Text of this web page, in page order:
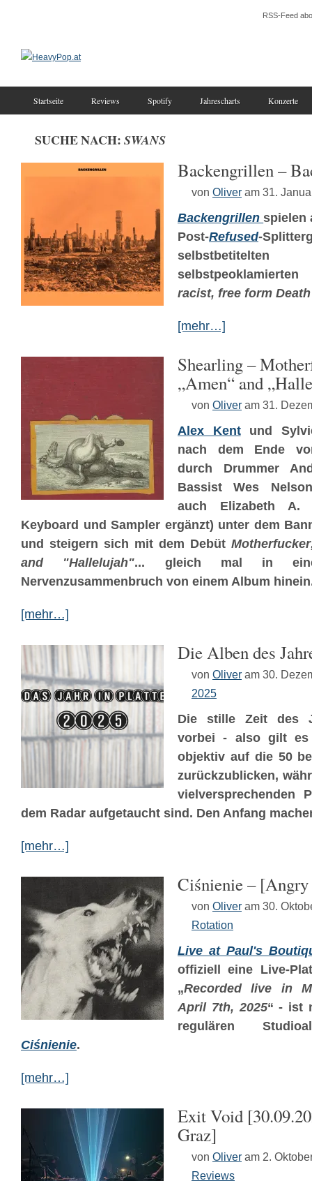
RSS-Feed
Startseite Reviews Spotify Jahrescharts Konzerte
SUCHE NACH: SWANS
Backengrillen –
von Oliver am 31.
Backengrillen spielen
Post-Refused-
racist, free form
[mehr…]
Shearling –
„Amen“ and
von Oliver am 31.
Alex Kentund
nach dem Ende
durch Drummer
Bassist Wes
auch Elizabeth A.
Keyboard und Sampler ergänzt) unter dem
und steigern sich mit dem Debüt
and "Hallelujah"... gleich mal in
Nervenzusammenbruch von einem Album
[mehr…]
Die Alben des
von Oliver am 30.
2025
Die stille Zeit des
vorbei - also gilt es
objektiv auf die 50
zurückzublicken,
vielversprechenden
dem Radar aufgetaucht sind. Den Anfang
[mehr…]
Ciśnienie –
von Oliver am 30.
Rotation
Live at Paul's
offiziell eine Live-
„Recorded live in
April 7th, 2025“ - ist
regulären
Ciśnienie.
[mehr…]
Exit Void
Graz]
von Oliver am 2.
Reviews